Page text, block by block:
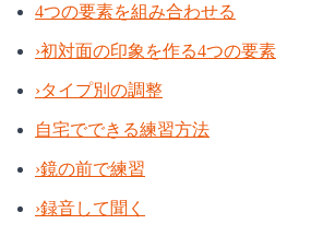
4つの要素を組み合わせる
›初対面の印象を作る4つの要素
›タイプ別の調整
自宅でできる練習方法
›鏡の前で練習
›録音して聞く